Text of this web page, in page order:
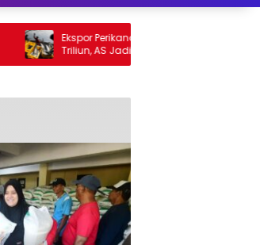
Ekspor Perikanan 2025 Tembus Rp105
Triliun, AS Jadi Pasar Utama